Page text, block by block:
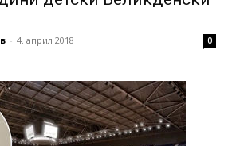
- 4. април 2018 0